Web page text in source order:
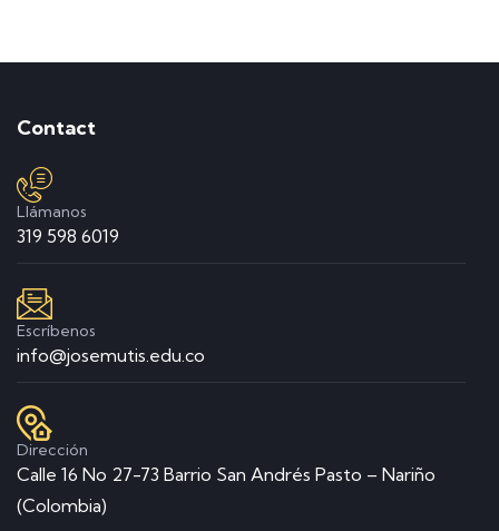
Contact
Llámanos
319 598 6019
Escríbenos
info@josemutis.edu.co
Dirección
Calle 16 No 27-73 Barrio San Andrés Pasto – Nariño
(Colombia)